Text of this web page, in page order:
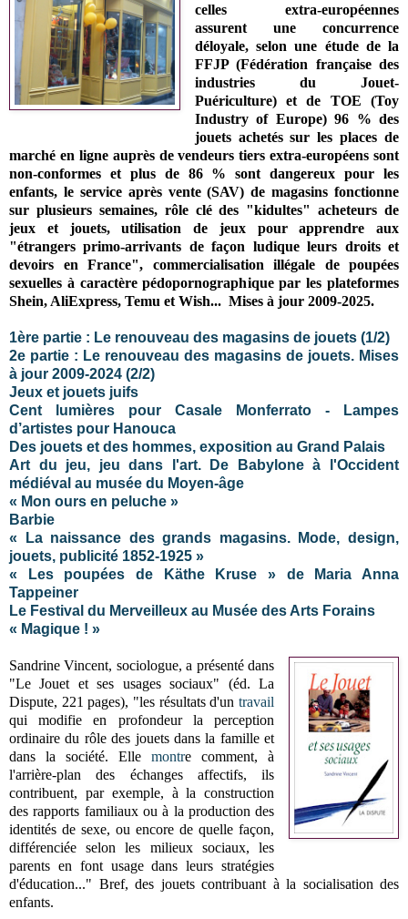
celles extra-européennes
assurent une concurrence
déloyale, selon une étude de la
FFJP (Fédération française des
industries du Jouet-
Puériculture) et de TOE (Toy
Industry of Europe) 96 % des
jouets achetés sur les places de
marché en ligne auprès de vendeurs tiers extra-européens sont
non-conformes et plus de 86 % sont dangereux pour les
enfants, le service après vente (SAV) de magasins fonctionne
sur plusieurs semaines, rôle clé des "kidultes" acheteurs de
jeux et jouets, utilisation de jeux pour apprendre aux
"étrangers primo-arrivants de façon ludique leurs droits et
devoirs en France", commercialisation illégale de poupées
sexuelles à caractère pédopornographique par lesplateformes
Shein, AliExpress, Temu et Wish... Mises à jour 2009-2025.
1ère partie : Le renouveau des magasins de jouets (1/2)
2e partie : Le renouveau des magasins de jouets. Mises
à jour 2009-2024 (2/2)
Jeux et jouets juifs
Cent lumières pour Casale Monferrato - Lampes
d’artistes pour Hanouca
Des jouets et des hommes, exposition au Grand Palais
Art du jeu, jeu dans l'art. De Babylone à l'Occident
médiéval au musée du Moyen-âge
« Mon ours en peluche »
Barbie
« La naissance des grands magasins. Mode, design,
jouets, publicité 1852-1925 »
« Les poupées de Käthe Kruse » de Maria Anna
Tappeiner
Le Festival du Merveilleux au Musée des Arts Forains
« Magique ! »
Sandrine Vincent, sociologue, a présenté dans
"Le Jouet et ses usages sociaux" (éd. La
Dispute, 221 pages), "les résultats d'untravail
qui modifie en profondeur la perception
ordinaire du rôle des jouets dans la famille et
dans la société. Ellemontre comment, à
l'arrière-plan des échanges affectifs, ils
contribuent, par exemple, à la construction
des rapports familiaux ou à la production des
identités de sexe, ou encore de quelle façon,
différenciée selon les milieux sociaux, les
parents en font usage dans leurs stratégies
d'éducation..." Bref, des jouets contribuant à la socialisation des
enfants.